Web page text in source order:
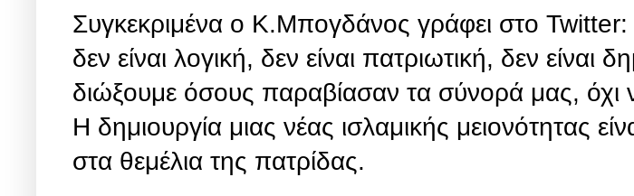
Συγκεκριμένα ο Κ.Μπογδάνος γράφει στο
δεν είναι λογική, δεν είναι πατριωτική, δεν
διώξουμε όσους παραβίασαν τα σύνορά μας, όχι
Η δημιουργία μιας νέας ισλαμικής μειονότητας
στα θεμέλια της πατρίδας.